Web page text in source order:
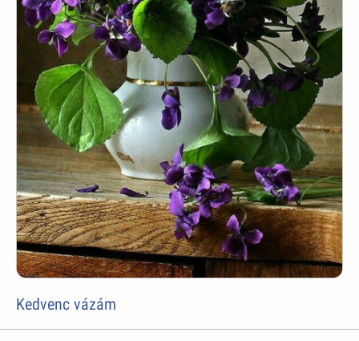
Kedvenc vázám